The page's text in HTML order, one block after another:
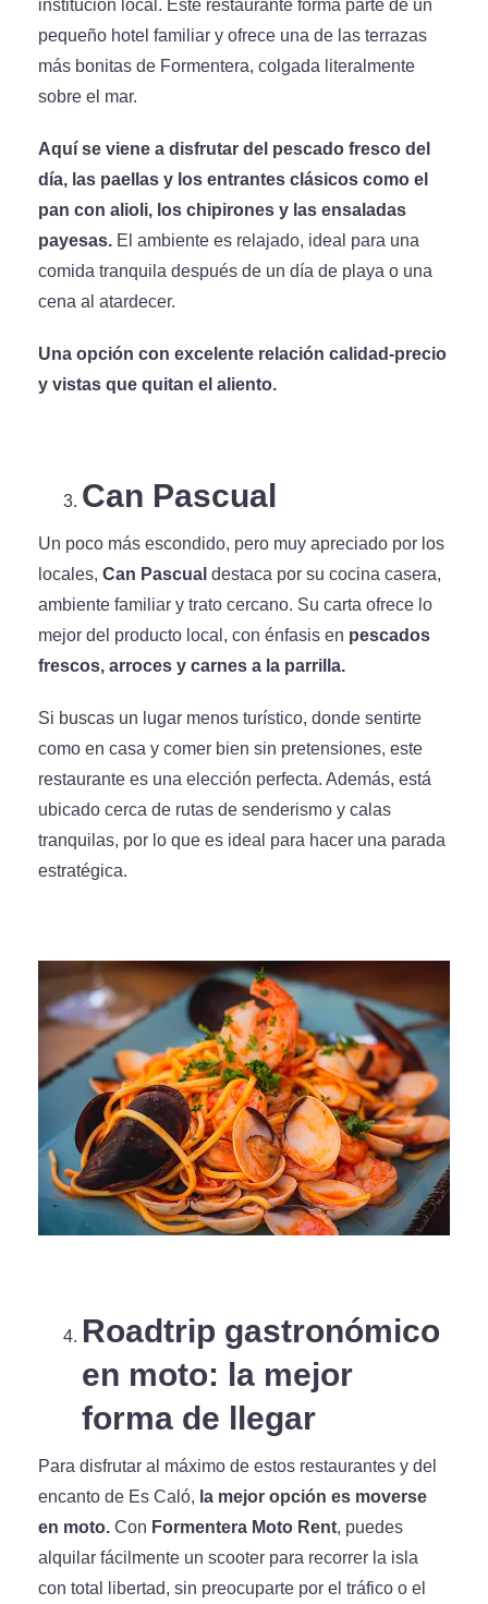
institución local. Este restaurante forma parte de un
pequeño hotel familiar y ofrece una de las terrazas
más bonitas de Formentera, colgada literalmente
sobre el mar.
Aquí se viene a disfrutar del pescado fresco del
día, las paellas y los entrantes clásicos como el
pan con alioli, los chipirones y las ensaladas
payesas. El ambiente es relajado, ideal para una
comida tranquila después de un día de playa o una
cena al atardecer.
Una opción con excelente relación calidad-precio
y vistas que quitan el aliento.
Can Pascual
Un poco más escondido, pero muy apreciado por los
locales, Can Pascual destaca por su cocina casera,
ambiente familiar y trato cercano. Su carta ofrece lo
mejor del producto local, con énfasis en pescados
frescos, arroces y carnes a la parrilla.
Si buscas un lugar menos turístico, donde sentirte
como en casa y comer bien sin pretensiones, este
restaurante es una elección perfecta. Además, está
ubicado cerca de rutas de senderismo y calas
tranquilas, por lo que es ideal para hacer una parada
estratégica.
Roadtrip gastronómico
en moto: la mejor
forma de llegar
Para disfrutar al máximo de estos restaurantes y del
encanto de Es Caló, la mejor opción es moverse
en moto. Con Formentera Moto Rent, puedes
alquilar fácilmente un scooter para recorrer la isla
con total libertad, sin preocuparte por el tráfico o el